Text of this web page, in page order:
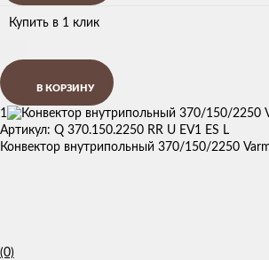
Купить в 1 клик
В КОРЗИНУ
1
Артикул: Q 370.150.2250 RR U EV1 ES L
Конвектор внутрипольный 370/150/2250
(0)